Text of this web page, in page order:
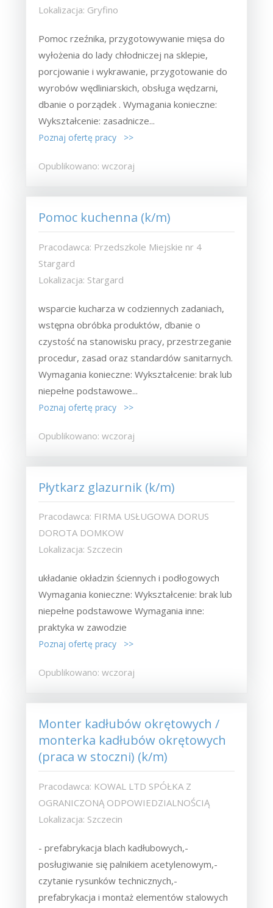
Lokalizacja: Gryfino
Pomoc rzeźnika, przygotowywanie mięsa do
wyłożenia do lady chłodniczej na sklepie,
porcjowanie i wykrawanie, przygotowanie do
wyrobów wędliniarskich, obsługa wędzarni,
dbanie o porządek . Wymagania konieczne:
Wykształcenie: zasadnicze...
Poznaj ofertę pracy >>
Opublikowano: wczoraj
Pomoc kuchenna (k/m)
Pracodawca: Przedszkole Miejskie nr 4
Stargard
Lokalizacja: Stargard
wsparcie kucharza w codziennych zadaniach,
wstępna obróbka produktów, dbanie o
czystość na stanowisku pracy, przestrzeganie
procedur, zasad oraz standardów sanitarnych.
Wymagania konieczne: Wykształcenie: brak lub
niepełne podstawowe...
Poznaj ofertę pracy >>
Opublikowano: wczoraj
Płytkarz glazurnik (k/m)
Pracodawca: FIRMA USŁUGOWA DORUS
DOROTA DOMKOW
Lokalizacja: Szczecin
układanie okładzin ściennych i podłogowych
Wymagania konieczne: Wykształcenie: brak lub
niepełne podstawowe Wymagania inne:
praktyka w zawodzie
Poznaj ofertę pracy >>
Opublikowano: wczoraj
Monter kadłubów okrętowych /
monterka kadłubów okrętowych
(praca w stoczni) (k/m)
Pracodawca: KOWAL LTD SPÓŁKA Z
OGRANICZONĄ ODPOWIEDZIALNOŚCIĄ
Lokalizacja: Szczecin
- prefabrykacja blach kadłubowych,-
posługiwanie się palnikiem acetylenowym,-
czytanie rysunków technicznych,-
prefabrykacja i montaż elementów stalowych